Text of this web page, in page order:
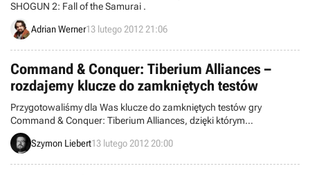
SHOGUN 2: Fall of the Samurai .
Adrian Werner13 lutego 2012 21:06
Command & Conquer: Tiberium Alliances –
rozdajemy klucze do zamkniętych testów
Przygotowaliśmy dla Was klucze do zamkniętych testów gry
Command & Conquer: Tiberium Alliances, dzięki którym
sprawdzicie, co słychać w tym znanym uniwersum.
Szymon Liebert13 lutego 2012 20:00